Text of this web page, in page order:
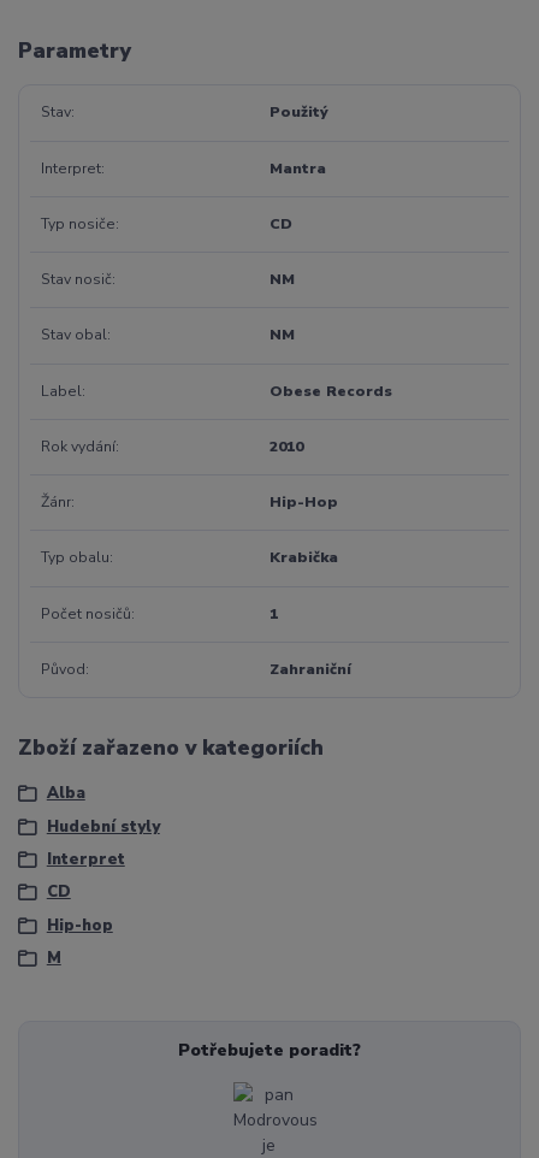
Parametry
Stav Použitý
Interpret Mantra
Typ nosiče CD
Stav nosič NM
Stav obal NM
Label Obese Records
Rok vydání 2010
Žánr Hip-Hop
Typ obalu Krabička
Počet nosičů 1
Původ Zahraniční
Zboží zařazeno v kategoriích
Alba
Hudební styly
Interpret
CD
Hip-hop
M
Potřebujete poradit?